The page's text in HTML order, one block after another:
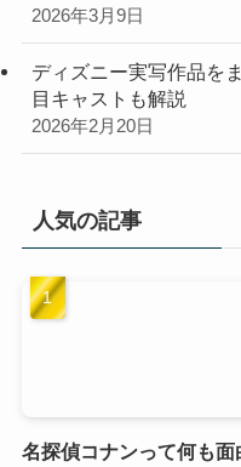
2026年3月9日
ディズニー実写作品を
目キャストも解説
2026年2月20日
人気の記事
名探偵コナンって何も面